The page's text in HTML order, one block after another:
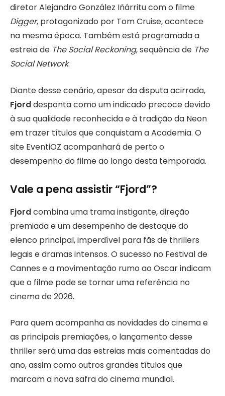
diretor Alejandro González Iñárritu com o filme
Digger, protagonizado por Tom Cruise, acontece
na mesma época. Também está programada a
estreia de The Social Reckoning, sequência de The
Social Network.
Diante desse cenário, apesar da disputa acirrada,
Fjorddesponta como um indicado precoce devido
à sua qualidade reconhecida e à tradição da Neon
em trazer títulos que conquistam a Academia. O
site EventiOZ acompanhará de perto o
desempenho do filme ao longo desta temporada.
Vale a pena assistir “Fjord”?
Fjordcombina uma trama instigante, direção
premiada e um desempenho de destaque do
elenco principal, imperdível para fãs de thrillers
legais e dramas intensos. O sucesso no Festival de
Cannes e a movimentação rumo ao Oscar indicam
que o filme pode se tornar uma referência no
cinema de 2026.
Para quem acompanha as novidades do cinema e
as principais premiações, o lançamento desse
thriller será uma das estreias mais comentadas do
ano, assim como outros grandes títulos que
marcam a nova safra do cinema mundial.